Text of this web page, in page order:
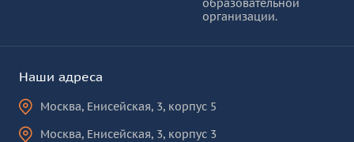
образовательной
организации.
Наши адреса
Москва, Енисейская, 3, корпус 5
Москва, Енисейская, 3, корпус 3